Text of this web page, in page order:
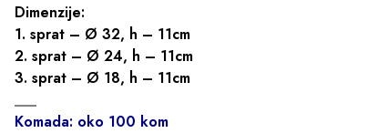
Dimenzije:
1. sprat – Ø 32, h – 11cm
2. sprat – Ø 24, h – 11cm
3. sprat – Ø 18, h – 11cm
___
Komada: oko 100 kom